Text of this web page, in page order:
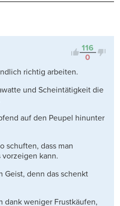
Kontrovers
116
0
richtig arbeiten.
und Scheintätigkeit die
auf den Peupel hinunter
schuften, dass man
vorzeigen kann.
Geist, denn das schenkt
dank weniger Frustkäufen,